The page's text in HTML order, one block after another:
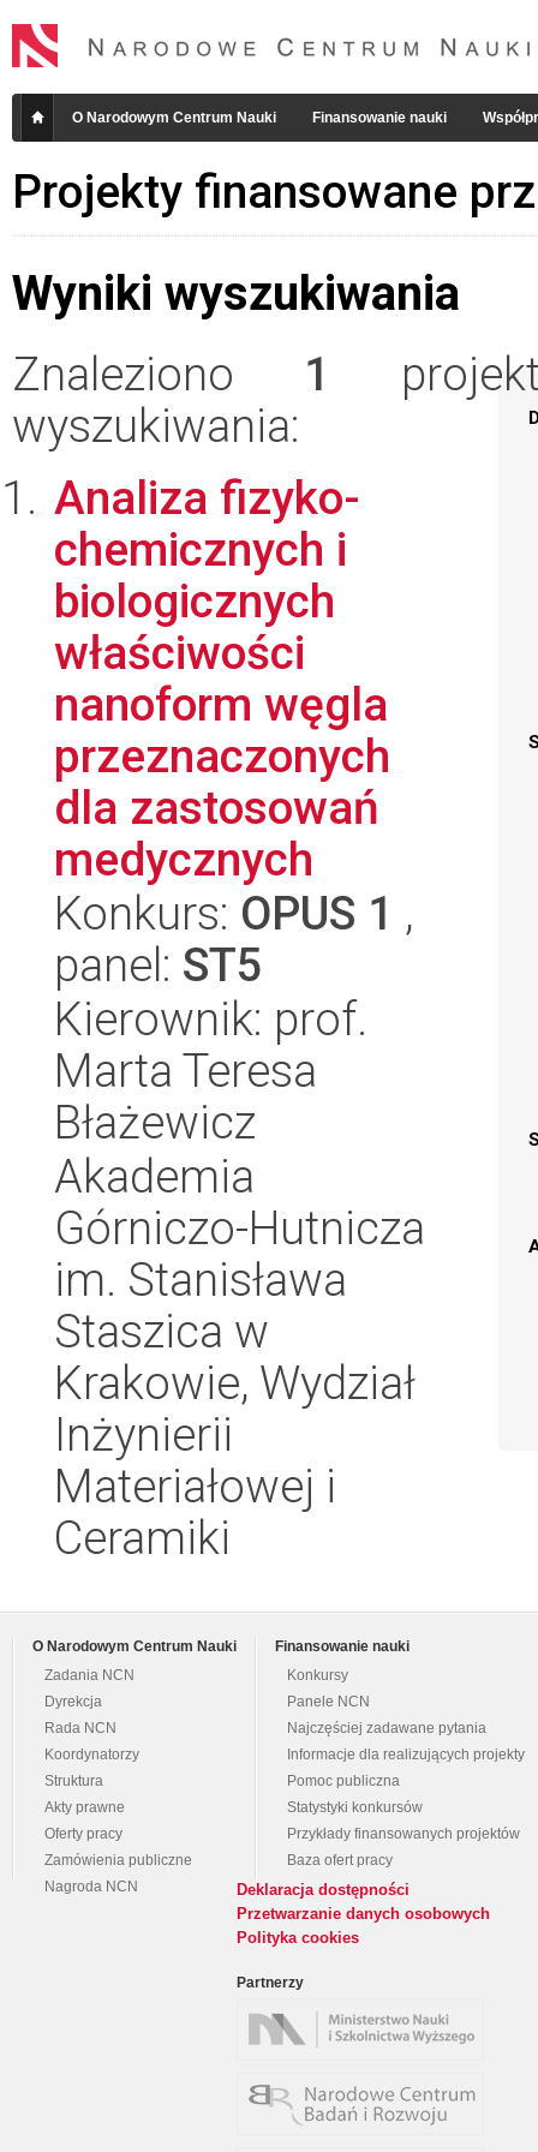
O Narodowym Centrum Nauki Finansowanie nauki
Projekty finansowane
Wyniki wyszukiwania
Znaleziono 1
wyszukiwania:
Analiza fizyko-
chemicznych i
biologicznych
właściwości
nanoform węgla
przeznaczonych
dla zastosowań
medycznych
Konkurs: OPUS 1 ,
panel: ST5
Kierownik: prof.
Marta Teresa
Błażewicz
Akademia
Górniczo-Hutnicza
im. Stanisława
Staszica w
Krakowie, Wydział
Inżynierii
Materiałowej i
Ceramiki
O Narodowym Centrum Nauki
Zadania NCN
Dyrekcja
Rada NCN
Koordynatorzy
Struktura
Akty prawne
Oferty pracy
Zamówienia publiczne
Nagroda NCN
Finansowanie nauki
Konkursy
Panele NCN
Najczęściej zadawane pytania
Informacje dla realizujących projekty
Pomoc publiczna
Statystyki konkursów
Przykłady finansowanych projektów
Baza ofert pracy
Deklaracja dostępności
Przetwarzanie danych osobowych
Polityka cookies
Partnerzy